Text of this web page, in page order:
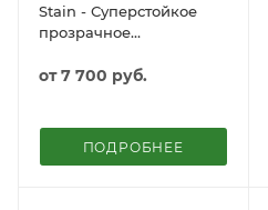
Stain - Суперстойкое
прозрачное
внутренних и наружных
от7 700 руб.
ПОДРОБНЕЕ